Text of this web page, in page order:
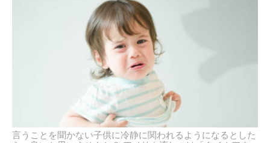
言うことを聞かない子供に冷静に関われるようになるとした